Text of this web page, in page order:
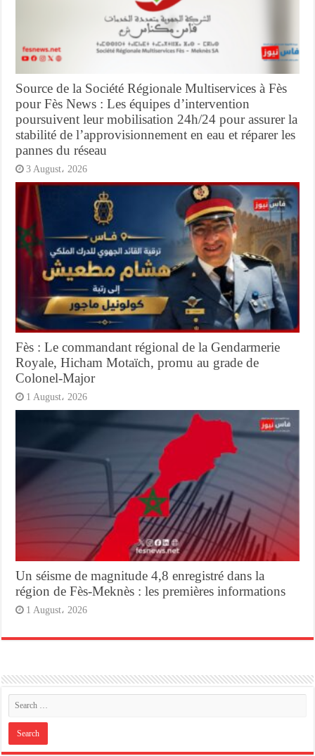
Source de la Société Régionale Multiservices à Fès
pour Fès News : Les équipes d’intervention
poursuivent leur mobilisation 24h/24 pour assurer la
stabilité de l’approvisionnement en eau et réparer les
pannes du réseau
3 August، 2026
Fès : Le commandant régional de la Gendarmerie
Royale, Hicham Motaïch, promu au grade de
Colonel-Major
1 August، 2026
Un séisme de magnitude 4,8 enregistré dans la
région de Fès-Meknès : les premières informations
1 August، 2026